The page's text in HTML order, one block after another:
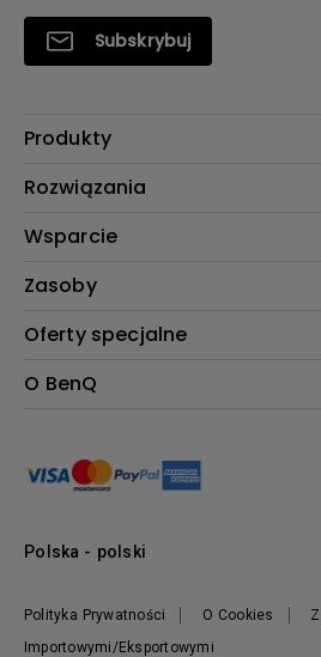
Subskrybuj
Produkty
Projektory
Oświetlenie
Rozwiązania
Biznes i Edukacja
Wsparcie
Kontakt
FAQ BenQ Shop
Zwroty BenQ Shop
Zasoby
Kalkulator projekcji BenQ
Oferty specjalne
Pantone Connect Premium
O BenQ
Informacje o firmie
Zrównoważony rozwój
Polityka Prywatności O Cookies
Importowymi/Eksportowymi
Polska - polski